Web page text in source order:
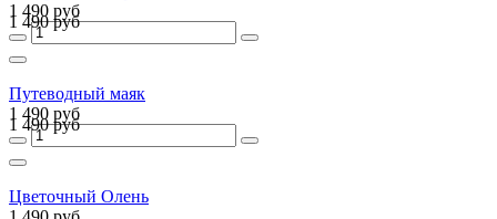
1 490 руб
1 490 руб
Путеводный маяк
1 490 руб
1 490 руб
Цветочный Олень